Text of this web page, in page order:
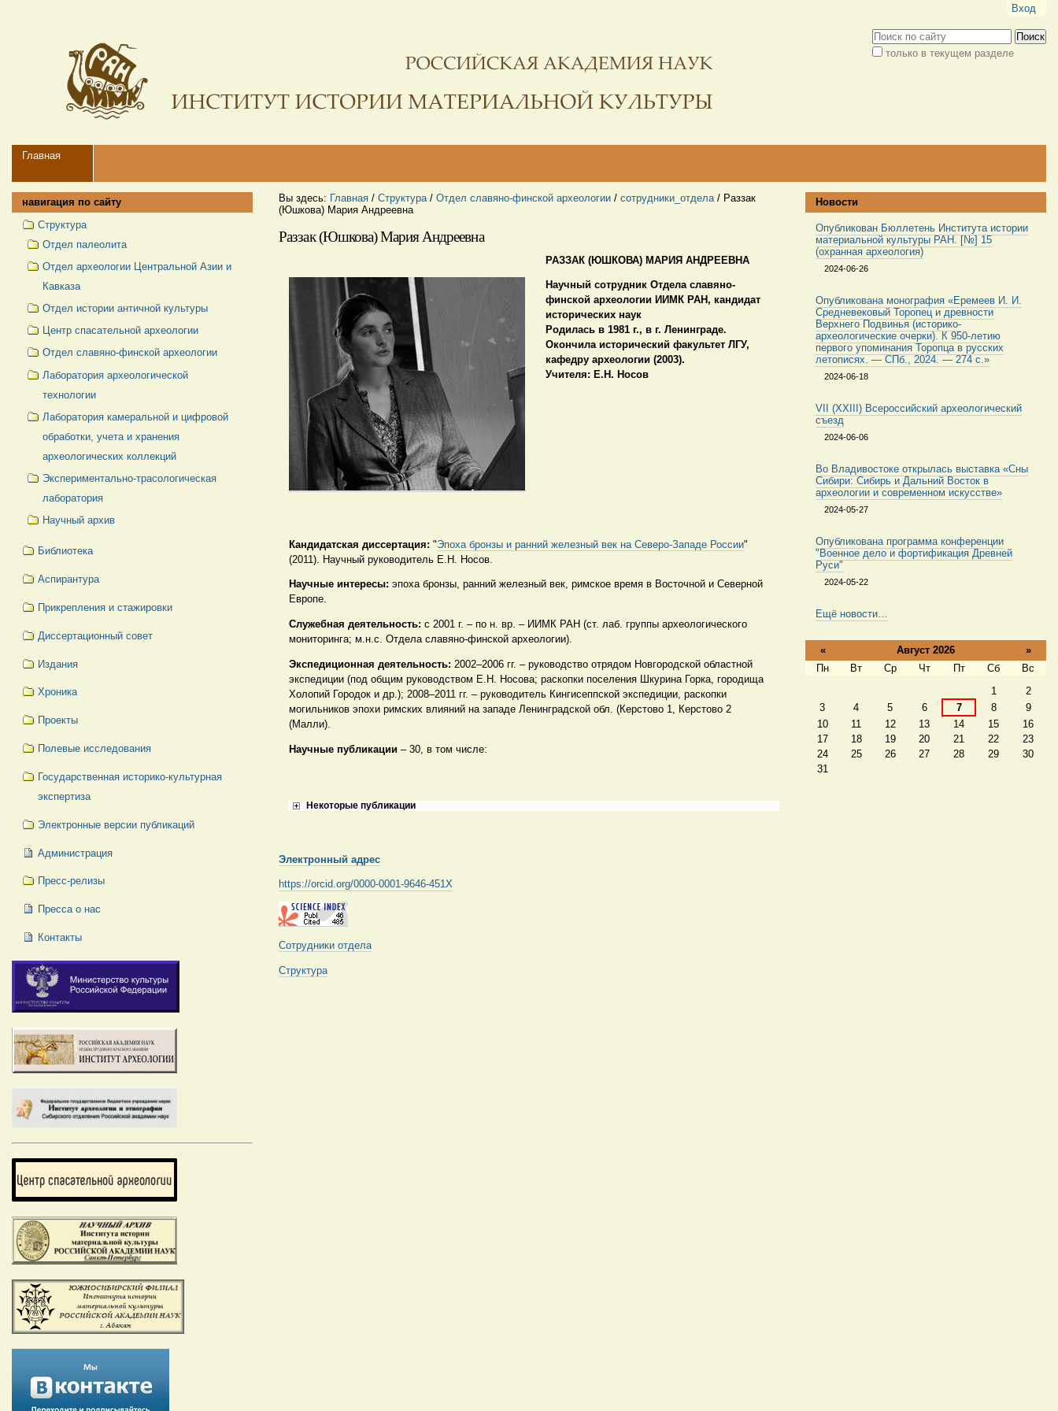
навигации
Вход
Поиск
только в текущем разделе
Navigation
Главная
Вы здесь: Главная /Структура /Отдел славяно-финской археологии /сотрудники_отдела / Раззак
(Юшкова) Мария Андреевна
Раззак (Юшкова) Мария Андреевна
РАЗЗАК (ЮШКОВА) МАРИЯ АНДРЕЕВНА
Научный сотрудник Отдела славяно-
финской археологии ИИМК РАН, кандидат
исторических наук
Родилась в 1981 г., в г. Ленинграде.
Окончилаисторический факультет ЛГУ,
кафедру археологии (2003).
Учителя: Е.Н. Носов
Кандидатская диссертация: "Эпоха бронзы и ранний железный век на Северо-Западе России"
(2011). Научный руководитель Е.Н. Носов.
Научные интересы:эпоха бронзы, ранний железный век, римское время в Восточной и Северной
Европе.
Служебная деятельность: с 2001 г. – по н. вр. – ИИМК РАН (ст. лаб. группы археологического
мониторинга; м.н.с. Отдела славяно-финской археологии).
Экспедиционная деятельность: 2002–2006 гг. – руководство отрядом Новгородской областной
экспедиции (под общим руководством Е.Н. Носова; раскопки поселения Шкурина Горка, городища
Холопий Городок и др.); 2008–2011 гг. – руководитель Кингисеппской экспедиции, раскопки
могильников эпохи римских влияний на западе Ленинградской обл. (Керстово 1, Керстово 2
(Малли).
Научные публикации – 30, в том числе:
Некоторые публикации
Электронный адрес
https://orcid.org/0000-0001-9646-451X
Сотрудники отдела
Структура
навигация по сайту
Структура
Отдел палеолита
Отдел археологии Центральной Азии и
Кавказа
Отдел истории античной культуры
Центр спасательной археологии
Отдел славяно-финской археологии
Лаборатория археологической
технологии
Лаборатория камеральной и цифровой
обработки, учета и хранения
археологических коллекций
Экспериментально-трасологическая
лаборатория
Научный архив
Библиотека
Аспирантура
Прикрепления и стажировки
Диссертационный совет
Издания
Хроника
Проекты
Полевые исследования
Государственная историко-культурная
экспертиза
Электронные версии публикаций
Администрация
Пресс-релизы
Пресса о нас
Контакты
Новости
Опубликован Бюллетень Института истории
материальной культуры РАН. [№] 15
(охранная археология)
2024-06-26
Опубликована монография «Еремеев И. И.
Средневековый Торопец и древности
Верхнего Подвинья (историко-
археологические очерки). К 950-летию
первого упоминания Торопца в русских
летописях. — СПб., 2024. — 274 с.»
2024-06-18
VII (XXIII) Всероссийский археологический
съезд
2024-06-06
Во Владивостоке открылась выставка «Сны
Сибири: Сибирь и Дальний Восток в
археологии и современном искусстве»
2024-05-27
Опубликована программа конференции
"Военное дело и фортификация Древней
Руси"
2024-05-22
Ещё новости…
« Август 2026 »
Пн Вт Ср Чт Пт Сб
Вс
1
2
3
4 5 6 7 8
9
10
11 12 13 14 15
16
17
18 19 20 21 22
23
24
25 26 27 28 29
30
31